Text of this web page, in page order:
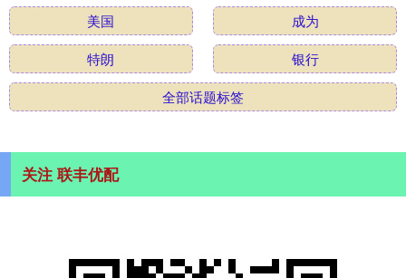
美国
成为
特朗
银行
全部话题标签
关注 联丰优配